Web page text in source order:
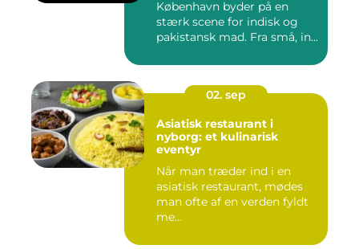
København byder på en
stærk scene for indisk og
pakistansk mad. Fra små, in...
02. sep
Asiatisk restaurant i
nyborg: et kulinarisk
eventyr
Når man træder ind i en
asiatisk restaurant, mødes
man ofte af en verden fyldt
me...